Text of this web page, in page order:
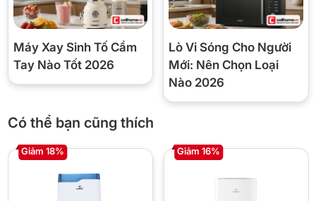
Máy Xay Sinh Tố Cầm
Tay Nào Tốt 2026
Lò Vi Sóng Cho Người
Mới: Nên Chọn Loại
Nào 2026
Có thể bạn cũng thích
Giảm 18% Giảm 16%